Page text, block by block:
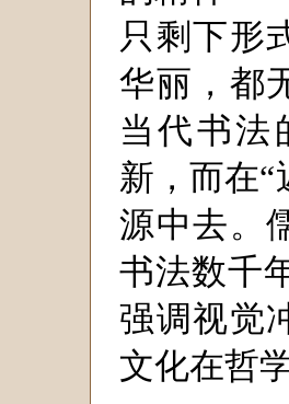
只剩下形
华丽，都
当代书法
新，而在
源中去。
书法数千
强调视觉
文化在哲